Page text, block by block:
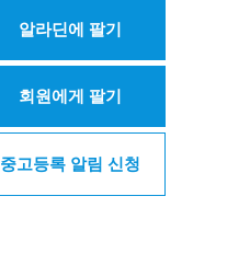
알라딘에 팔기
회원에게 팔기
중고등록 알림 신청